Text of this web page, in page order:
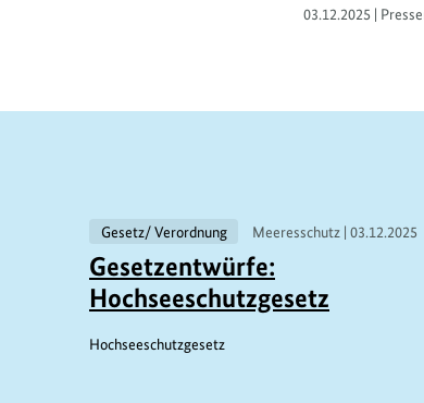
03.12.2025 |
V
e
r
w
Gesetz/ Verordnung Meeresschutz | 03.12.2025
Gesetzentwürfe:
Hochseeschutzgesetz
Hochseeschutzgesetz